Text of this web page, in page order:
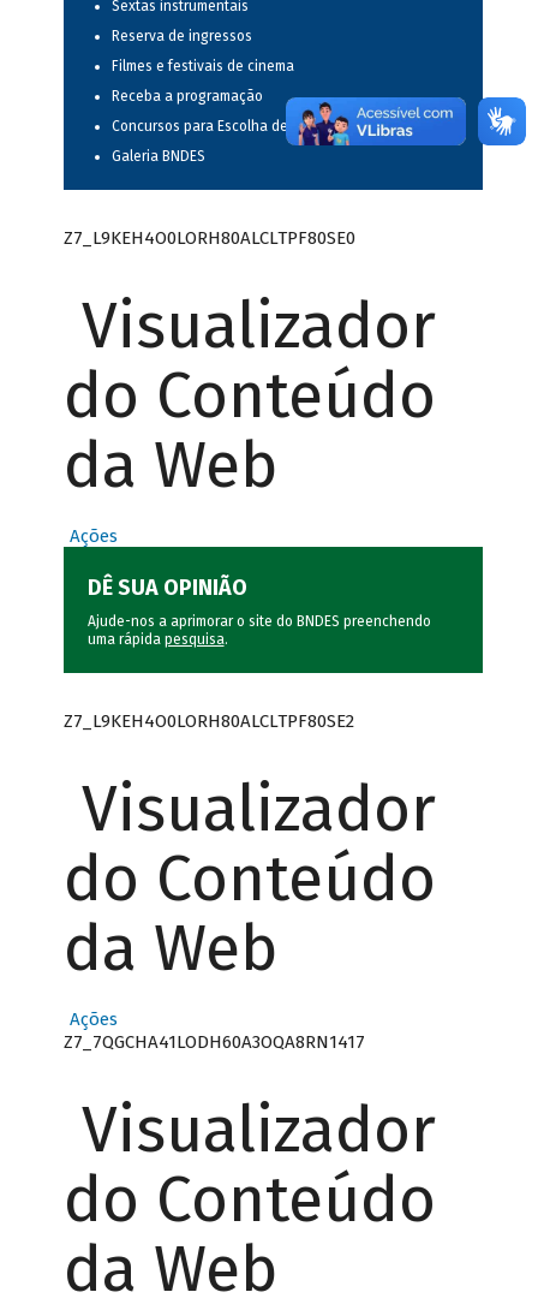
Sextas instrumentais
Reserva de ingressos
Filmes e festivais de cinema
Receba a programação
Concursos para Escolha de Espetáculos Musicais
Galeria BNDES
Z7_L9KEH4O0LORH80ALCLTPF80SE0
Visualizador
do Conteúdo
da Web
Ações
DÊ SUA OPINIÃO
Ajude-nos a aprimorar o site do BNDES preenchendo
uma rápida pesquisa.
Z7_L9KEH4O0LORH80ALCLTPF80SE2
Visualizador
do Conteúdo
da Web
Ações
Z7_7QGCHA41LODH60A3OQA8RN1417
Visualizador
do Conteúdo
da Web